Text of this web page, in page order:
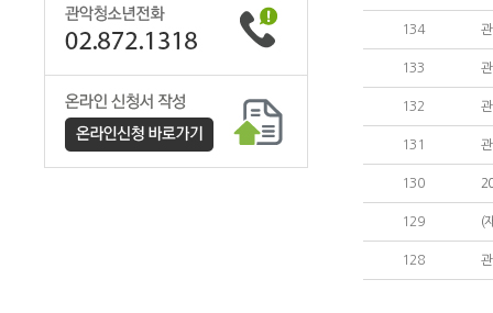
134
133
132
131
130
129 (
128